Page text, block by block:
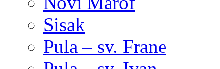
Sisak
Pula – sv. Frane